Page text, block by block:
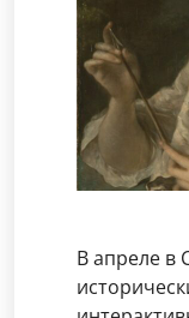
В апреле в